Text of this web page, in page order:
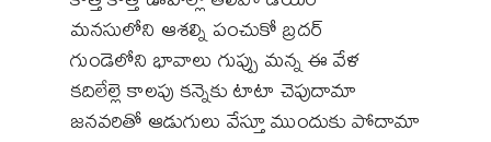
మనసులోని ఆశల్ని పంచుకో బ్రదర్
గుండెలోని భావాలు గుప్పు మన్న ఈ వేళ
కదిలేల్లె కాలపు కన్నెకు టాటా చెపుదామా
జనవరితో ఆడుగులు వేస్తూ ముందుకు పోదామా